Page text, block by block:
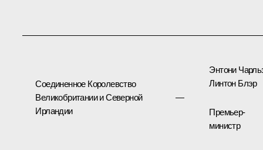
Соединенное Королевство
Великобритании и Северной
Ирландии
—
Энтони
Линтон Блэр
Премьер-
министр